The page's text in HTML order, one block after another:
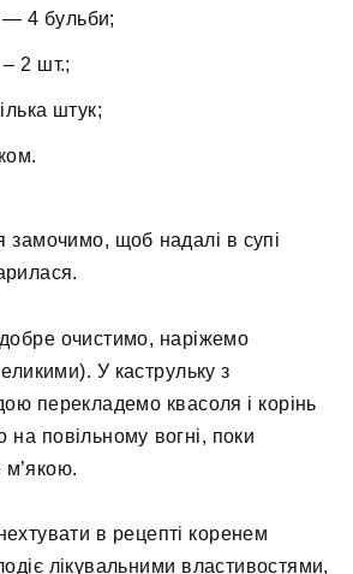
— 4 бульби;
– 2 шт.;
штук;
замочимо, щоб надалі в супі
очистимо, наріжемо
У каструльку з
перекладемо квасоля і корінь
повільному вогні, поки
м’якою.
в рецепті коренем
лікувальними властивостями,